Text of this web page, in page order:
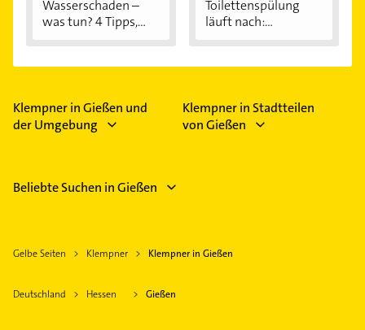
Wasserschaden –
was tun? 4 Tipps,...
Toilettenspülung
läuft nach:...
Klempner in Gießen und
der Umgebung
Klempner in Stadtteilen
von Gießen
Beliebte Suchen in Gießen
Gelbe Seiten Klempner Klempner in Gießen
Deutschland Hessen Gießen